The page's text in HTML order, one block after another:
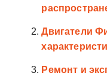
Двигатели
Ремонт и